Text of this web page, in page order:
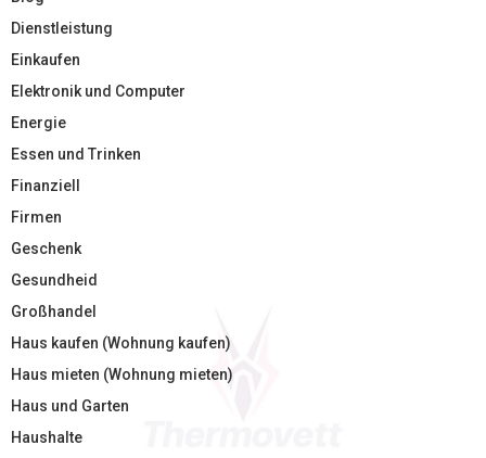
Dienstleistung
Einkaufen
Elektronik und Computer
Energie
Essen und Trinken
Finanziell
Firmen
Geschenk
Gesundheid
Großhandel
Haus kaufen (Wohnung kaufen)
Haus mieten (Wohnung mieten)
Haus und Garten
Haushalte